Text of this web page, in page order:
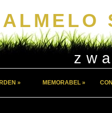
» MEMORABEL »